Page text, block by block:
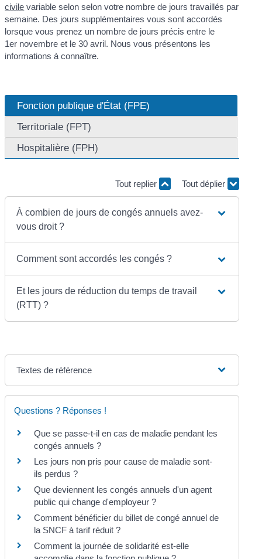
civile variable selon selon votre nombre de jours travaillés par
semaine. Des jours supplémentaires vous sont accordés
lorsque vous prenez un nombre de jours précis entre le
1er novembre et le 30 avril. Nous vous présentons les
informations à connaître.
Fonction publique d'État (FPE)
Territoriale (FPT)
Hospitalière (FPH)
Tout replier Tout déplier
À combien de jours de congés annuels avez-
vous droit ?
Comment sont accordés les congés ?
Et les jours de réduction du temps de travail
(RTT) ?
Textes de référence
Questions ? Réponses !
Que se passe-t-il en cas de maladie pendant les
congés annuels ?
Les jours non pris pour cause de maladie sont-
ils perdus ?
Que deviennent les congés annuels d'un agent
public qui change d'employeur ?
Comment bénéficier du billet de congé annuel de
la SNCF à tarif réduit ?
Comment la journée de solidarité est-elle